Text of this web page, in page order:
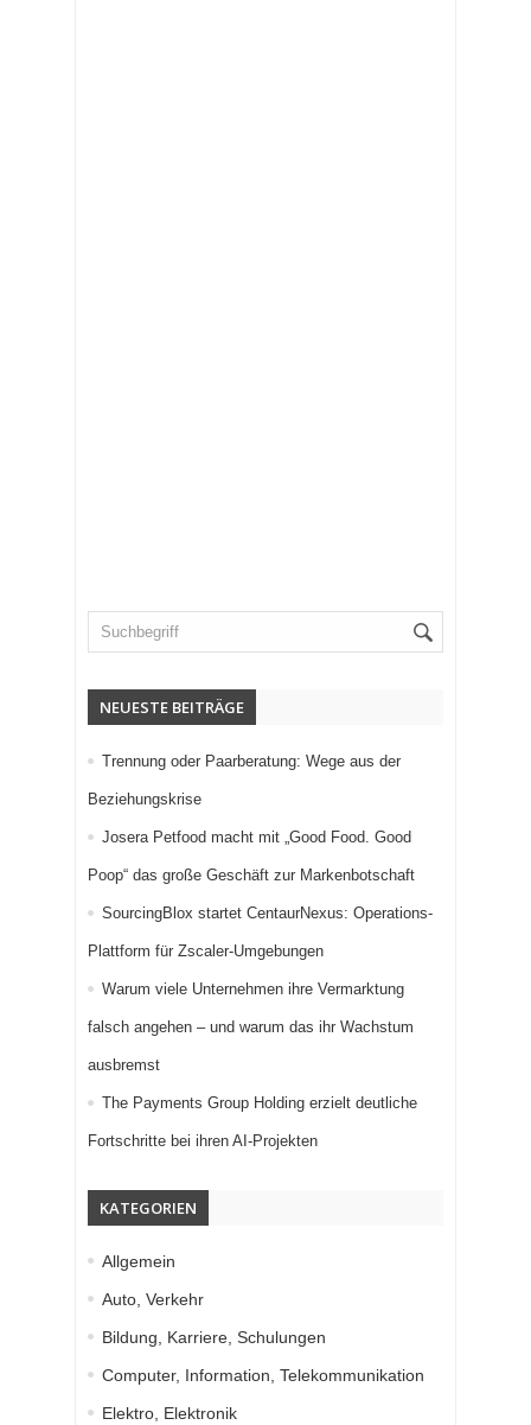
NEUESTE BEITRÄGE
Trennung oder Paarberatung: Wege aus der
Beziehungskrise
Josera Petfood macht mit „Good Food. Good
Poop“ das große Geschäft zur Markenbotschaft
SourcingBlox startet CentaurNexus: Operations-
Plattform für Zscaler-Umgebungen
Warum viele Unternehmen ihre Vermarktung
falsch angehen – und warum das ihr Wachstum
ausbremst
The Payments Group Holding erzielt deutliche
Fortschritte bei ihren AI-Projekten
KATEGORIEN
Allgemein
Auto, Verkehr
Bildung, Karriere, Schulungen
Computer, Information, Telekommunikation
Elektro, Elektronik